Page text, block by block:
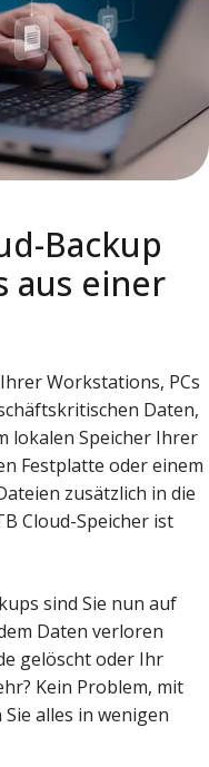
Backup
aus einer
Workstations, PCs
Daten,
lokalen Speicher Ihrer
Festplatte oder einem
zusätzlich in die
Cloud-Speicher ist
sind Sie nun auf
Daten verloren
gelöscht oder Ihr
Kein Problem, mit
alles in wenigen